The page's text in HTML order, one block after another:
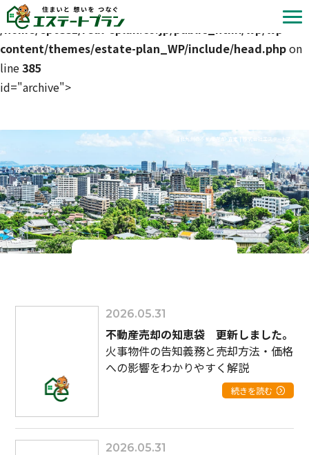
Warning: Attempt to read property "slug" on null in
/home/ep6331/real-eplan.co.jp/public_html/wp/wp-
content/themes/estate-plan_WP/include/head.phpon
line385
id="archive">
| 北九州の不動産売却・査定 | 株式会社エステートプラン
2026.05.31
不動産売却の知恵袋 更新しました。
火事物件の告知義務と売却方法・価格
への影響をわかりやすく解説
続きを読む
2026.05.31